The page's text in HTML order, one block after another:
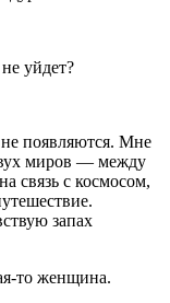
уйдет?
появляются. Мне
миров — между
связь с космосом,
запах
то женщина.